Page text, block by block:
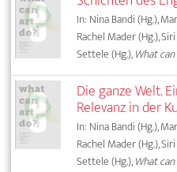
In: Nina Bandi (Hg.),
Rachel Mader (Hg.),
Settele (Hg.),What
Die ganze Welt.
Relevanz in der
In: Nina Bandi (Hg.),
Rachel Mader (Hg.),
Settele (Hg.),What